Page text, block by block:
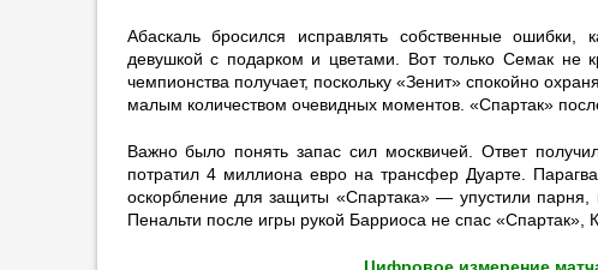
тренер»
17:55
1
Бабич: «Надеюсь, Даку поможет
„Спартаку“ улучшить результаты»
17:50
1
Бабич рассказал об изменениях
в «Спартаке» после прихода
Карседо
Абаскаль бросился исправлять собственные ошибки,
девушкой с подарком и цветами. Вот только Семак не
чемпионства получает, поскольку «Зенит» спокойно
малым количеством очевидных моментов. «Спартак»
Важно было понять запас сил москвичей. Ответ
потратил 4 миллиона евро на трансфер Дуарте.
оскорбление для защиты «Спартака» — упустили парня,
Пенальти после игры рукой Барриоса не спас «Спартак»,